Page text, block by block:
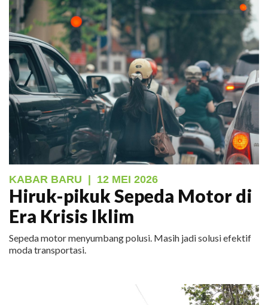
KABAR BARU 12 MEI 2026
Hiruk-pikuk Sepeda Motor di
Era Krisis Iklim
Sepeda motor menyumbang polusi. Masih jadi solusi efektif
moda transportasi.